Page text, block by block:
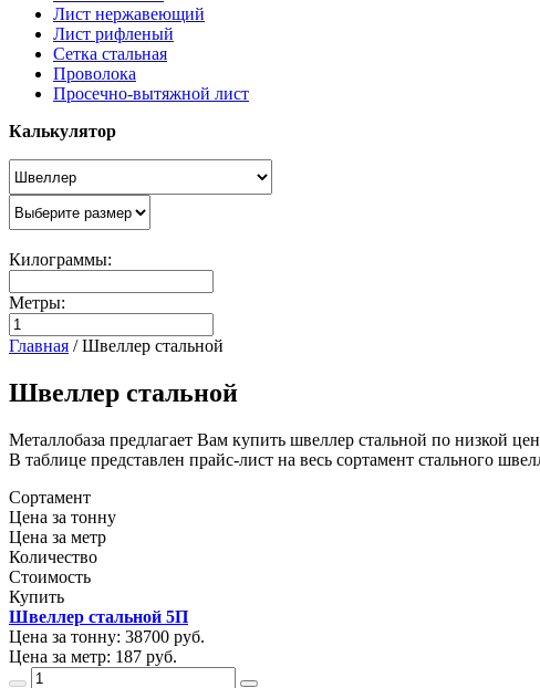
Лист нержавеющий
Лист рифленый
Сетка стальная
Проволока
Просечно-вытяжной лист
Калькулятор
Килограммы:
Метры:
Главная /Швеллер стальной
Швеллер стальной
Металлобаза предлагает Вам купить швеллер стальной по низкой
В таблице представлен прайс-лист на весь сортамент стального
Сортамент
Цена за тонну
Цена за метр
Количество
Стоимость
Купить
Швеллер стальной 5П
Цена за тонну: 38700 руб.
Цена за метр: 187 руб.